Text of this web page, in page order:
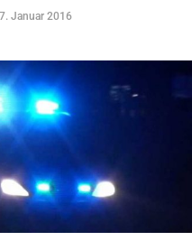
7. Januar 2016